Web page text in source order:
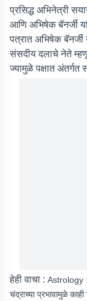
प्रसिद्ध अभिनेत्री
आणि अभिषेक बॅनर्जी
पत्रात अभिषेक बॅनर्जी
संसदीय दलाचे नेते
ज्यामुळे पक्षात अंतर्गत
हेही वाचा : Astrology :
चंद्राच्या प्रभावामुळे